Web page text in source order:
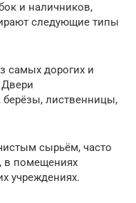
и наличников,
следующие типы
самых дорогих и
берёзы, лиственницы,
сырьём, часто
в помещениях
учреждениях.